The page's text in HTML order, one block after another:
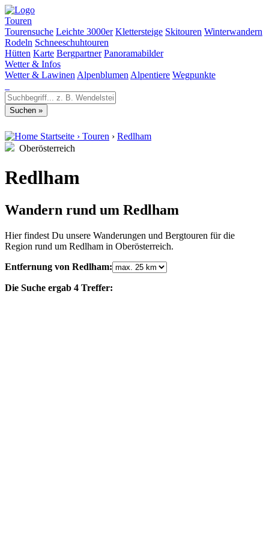
Touren
Tourensuche Leichte 3000er Klettersteige Skitouren Winterwandern
Rodeln Schneeschuhtouren
Hütten Karte Bergpartner Panoramabilder
Wetter & Infos
Wetter & Lawinen Alpenblumen Alpentiere Wegpunkte
Startseite › Touren › Redlham
Oberösterreich
Redlham
Wandern rund um Redlham
Hier findest Du unsere Wanderungen und Bergtouren für die
Region rund um Redlham in Oberösterreich.
Entfernung von Redlham:
Die Suche ergab 4 Treffer: